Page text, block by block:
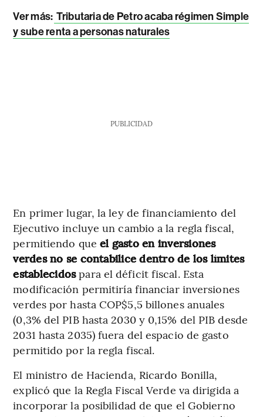
Ver más: Tributaria de Petro acaba régimen Simple
y sube renta a personas naturales
PUBLICIDAD
En primer lugar, la ley de financiamiento del
Ejecutivo incluye un cambio a la regla fiscal,
permitiendo que el gasto en inversiones
verdes no se contabilice dentro de los límites
establecidospara el déficit fiscal. Esta
modificación permitiría financiar inversiones
verdes por hasta COP$5,5 billones anuales
(0,3% del PIB hasta 2030 y 0,15% del PIB desde
2031 hasta 2035) fuera del espacio de gasto
permitido por la regla fiscal.
El ministro de Hacienda, Ricardo Bonilla,
explicó que la Regla Fiscal Verde va dirigida a
incorporar la posibilidad de que el Gobierno